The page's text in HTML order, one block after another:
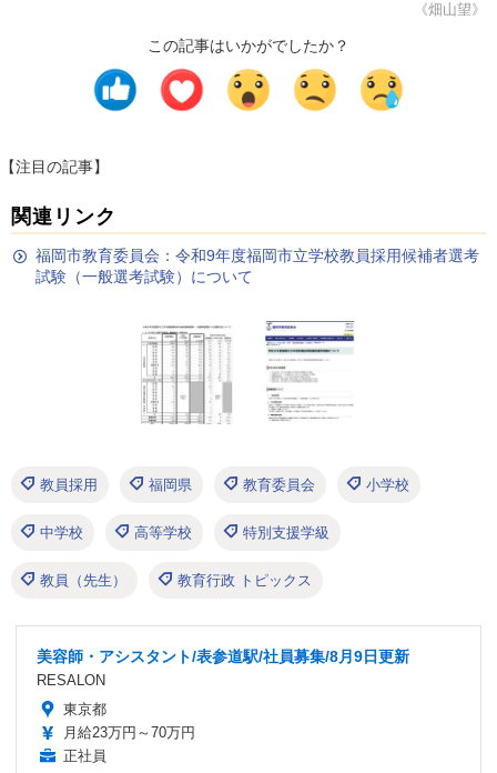
《畑山望》
この記事はいかがでしたか？
【注目の記事】
関連リンク
福岡市教育委員会：令和9年度福岡市立学校教員採用候補者選考
試験（一般選考試験）について
教員採用 福岡県 教育委員会 小学校
中学校 高等学校 特別支援学級
教員（先生） 教育行政 トピックス
美容師・アシスタント/表参道駅/社員募集/8月9日更新
RESALON
東京都
月給23万円～70万円
正社員